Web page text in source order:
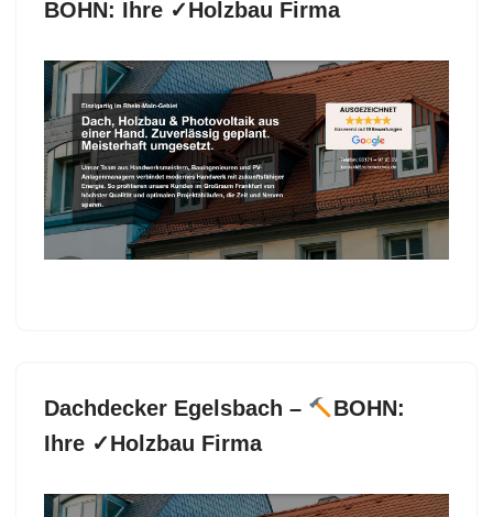
BOHN: Ihre ✓Holzbau Firma
Sichern Sie sich Dachdecker für Rüsselsheim (Main)
bei
BOHN und ✓Dachgauben, Dachfenster,
Dacheindeckung, Dachstuhl. Benötigen Sie
✓Dacheindeckung, ✓Dachdecker, ✓Dachfenster,
✓Dachgauben und ✓Dachstuhl in 65428
Rüsselsheim (Main)?
BOHN, Ihr
Dachdeckermeister. Ihr Wunsch ist unser Antrieb ✉.
Dachdecker Egelsbach –
BOHN:
Ihre ✓Holzbau Firma
BOHN für Egelsbach ermöglicht Dachdecker als